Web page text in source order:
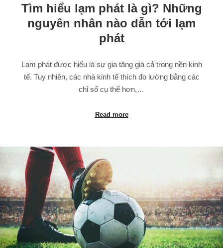
Tìm hiểu lạm phát là gì? Những
nguyên nhân nào dẫn tới lạm
phát
Lạm phát được hiểu là sự gia tăng giá cả trong nền kinh
tế. Tuy nhiên, các nhà kinh tế thích đo lường bằng các
chỉ số cụ thể hơn,…
Read more